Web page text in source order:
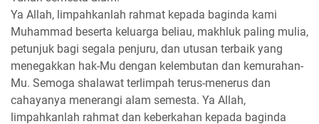
Ya Allah, limpahkanlah rahmat kepada baginda kami
Muhammad beserta keluarga beliau, makhluk paling mulia,
petunjuk bagi segala penjuru, dan utusan terbaik yang
menegakkan hak-Mu dengan kelembutan dan kemurahan-
Mu. Semoga shalawat terlimpah terus-menerus dan
cahayanya menerangi alam semesta. Ya Allah,
limpahkanlah rahmat dan keberkahan kepada baginda